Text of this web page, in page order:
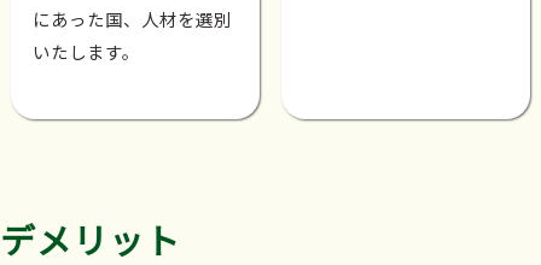
にあった国、人材を選別
いたします。
デメリット